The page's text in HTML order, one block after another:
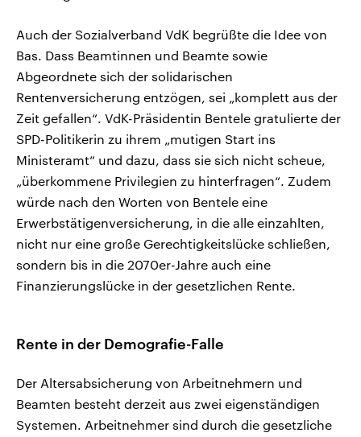
Auch der Sozialverband VdK begrüßte die Idee von
Bas. Dass Beamtinnen und Beamte sowie
Abgeordnete sich der solidarischen
Rentenversicherung entzögen, sei „komplett aus der
Zeit gefallen“. VdK-Präsidentin Bentele gratulierte der
SPD-Politikerin zu ihrem „mutigen Start ins
Ministeramt“ und dazu, dass sie sich nicht scheue,
„überkommene Privilegien zu hinterfragen“. Zudem
würde nach den Worten von Bentele eine
Erwerbstätigenversicherung, in die alle einzahlten,
nicht nur eine große Gerechtigkeitslücke schließen,
sondern bis in die 2070er-Jahre auch eine
Finanzierungslücke in der gesetzlichen Rente.
Rente in der Demografie-Falle
Der Altersabsicherung von Arbeitnehmern und
Beamten besteht derzeit aus zwei eigenständigen
Systemen. Arbeitnehmer sind durch die gesetzliche